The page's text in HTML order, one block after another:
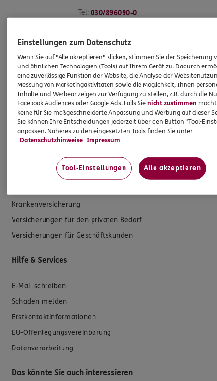
Tel: 030/896090-0
Kontakt aufnehmen
Zahnversicherungen
Krankenversicherung
Versicherungen für den privaten Bedarf
Versicherungen für Geschäftskunden
Hilfe & Services
E-Mail schreiben
Schaden melden
Erstkontaktinformationen
EU-Offenlegungsvereinbarung
Datenverarbeitung
Das könnte Sie auch interessieren
Einstellungen zum Datenschutz
Wenn Sie auf "Alle akzeptieren" klicken, stimmen Sie der Speicherung
und ähnlichen Technologien (Tools) auf Ihrem Gerät zu. Dadurch
eine zuverlässige Funktion der Website, die Analyse der
Messung von Marketingaktivitäten sowie die Möglichkeit, Ihnen
Inhalte und Werbeanzeigen zur Verfügung zu stellen, z.B. durch die
Facebook Audiences oder Google Ads. Falls Sienicht zustimmen
keine für Sie maßgeschneiderte Anpassung und Werbung auf dieser
Sie können Ihre Entscheidungen jederzeit über den Button "Tool-
anpassen. Näheres zu den eingesetzten Tools finden Sie unter
Datenschutzhinweise Impressum
Tool-Einstellungen Alle akzeptieren